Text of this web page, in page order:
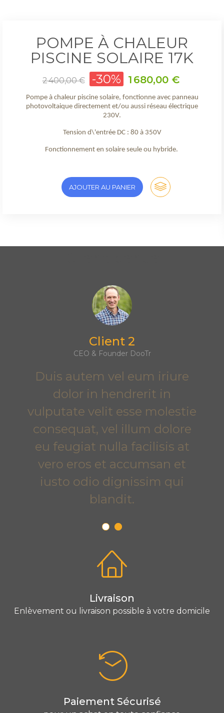
POMPE À CHALEUR
PISCINE SOLAIRE 17K
Prix
de
2 400,00 € -30% Prix
1 680,00 €
Pompe à chaleur piscine solaire, fonctionne avec panneau
photovoltaique directement et/ou aussi réseau électrique
230V.
Tension d\'entrée DC : 80 à 350V
Fonctionnement en solaire seule ou hybride.
AJOUTER AU PANIER
Client 2
CEO & Founder DooTr
Duis autem vel eum iriure
dolor in hendrerit in
vulputate velit esse molestie
consequat, vel illum dolore
eu feugiat nulla facilisis at
vero eros et accumsan et
iusto odio dignissim qui
blandit.
Livraison
Enlèvement ou livraison possible à votre domicile
Paiement Sécurisé